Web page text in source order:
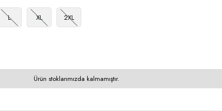
L XL 2XL
Ürün stoklarımızda kalmamıştır.